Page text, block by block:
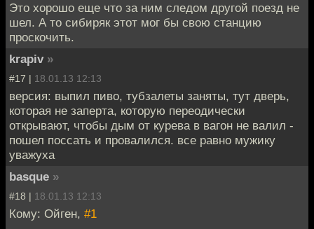
Это хорошо еще что за ним следом другой поезд не
шел. А то сибиряк этот мог бы свою станцию
проскочить.
krapiv »
#17 | 18.01.13 12:13
версия: выпил пиво, тубзалеты заняты, тут дверь,
которая не заперта, которую переодически
открывают, чтобы дым от курева в вагон не валил -
пошел поссать и провалился. все равно мужику
уважуха
basque »
#18 | 18.01.13 12:13
Кому: Ойген, #1